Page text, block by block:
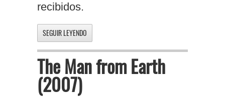
recibidos.
SEGUIR LEYENDO
The Man from Earth
(2007)